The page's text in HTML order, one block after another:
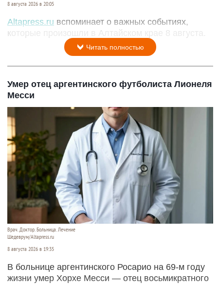
8 августа 2026 в 20:05
Altapress.ru вспоминает о важных событиях,
которые произошли в Алтайском крае 8 августа.
Читать полностью
Умер отец аргентинского футболиста Лионеля
Месси
Врач. Доктор. Больница. Лечение
Шедеврум/Altapress.ru
8 августа 2026 в 19:35
В больнице аргентинского Росарио на 69-м году
жизни умер Хорхе Месси — отец восьмикратного